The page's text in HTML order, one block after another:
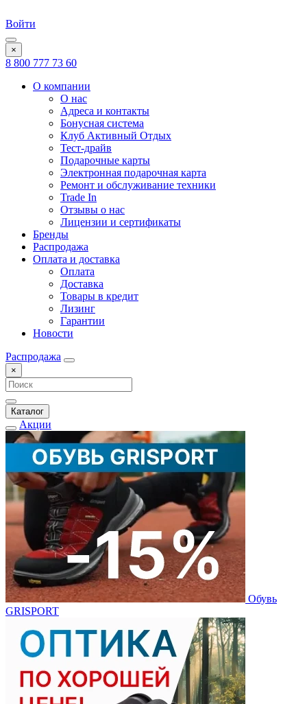
Войти
×
8 800 777 73 60
О компании
О нас
Адреса и контакты
Бонусная система
Клуб Активный Отдых
Тест-драйв
Подарочные карты
Электронная подарочная карта
Ремонт и обслуживание техники
Trade In
Отзывы о нас
Лицензии и сертификаты
Бренды
Распродажа
Оплата и доставка
Оплата
Доставка
Товары в кредит
Лизинг
Гарантии
Новости
Распродажа
×
Каталог
Акции
Обувь
GRISPORT